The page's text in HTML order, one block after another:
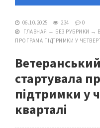
06.10.2025 234
0
ГЛАВНАЯ → БЕЗ РУБРИКИ →
ПРОГРАМА ПІДТРИМКИ У
стартувала
підтримки у
кварталі